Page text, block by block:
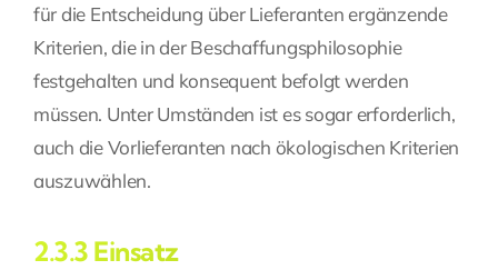
für die Entscheidung über Lieferanten ergänzende
Kriterien, die in der Beschaffungsphilosophie
festgehalten und konsequent befolgt werden
müssen. Unter Umständen ist es sogar erforderlich,
auch die Vorlieferanten nach ökologischen Kriterien
auszuwählen.
2.3.3 Einsatz